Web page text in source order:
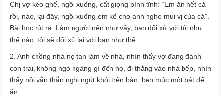
Chị vợ kéo ghế, ngồi xuống, cất giọng bình tĩnh: “Em ăn hết cá
rồi, nào, lại đây, ngồi xuống em kể cho anh nghe mùi vị của cá”.
Bài học rút ra: Làm người nên như vậy, bạn đối xử với tôi như
thế nào, tôi sẽ đối xử lại với bạn như thế.
2. Anh chồng nhà nọ tan làm về nhà, nhìn thấy vợ đang đánh
con trai, không ngó ngàng gì đến họ, đi thẳng vào nhà bếp, nhìn
thấy nồi vằn thắn nghi ngút khói trên bàn, bèn múc một bát để
ăn.